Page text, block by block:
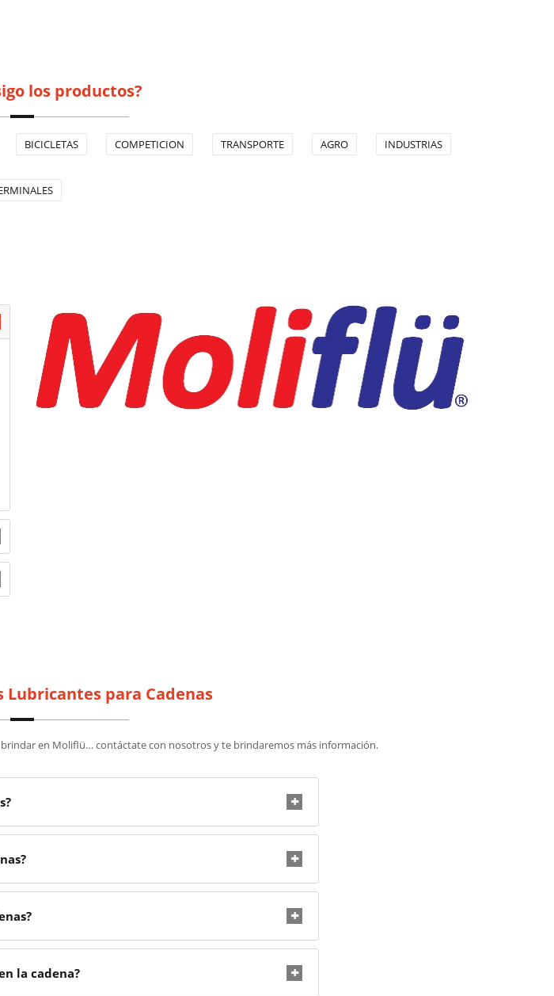
los productos?
BICICLETAS COMPETICION TRANSPORTE AGRO INDUSTRIAS
Lubricantes para Cadenas
en Moliflü… contáctate con nosotros y te brindaremos más información.
la cadena?